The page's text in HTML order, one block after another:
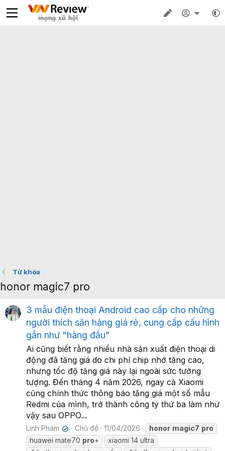
Từ khóa
honor magic7 pro
3 mẫu điện thoại Android cao cấp cho những
người thích săn hàng giá rẻ, cung cấp cấu hình
gần như "hàng đầu"
Ai cũng biết rằng nhiều nhà sản xuất điện thoại di
động đã tăng giá do chi phí chip nhớ tăng cao,
nhưng tốc độ tăng giá này lại ngoài sức tưởng
tượng. Đến tháng 4 năm 2026, ngay cả Xiaomi
cũng chính thức thông báo tăng giá một số mẫu
Redmi của mình, trở thành công ty thứ ba làm như
vậy sau OPPO...
Linh Pham ✔ Chủ đề 11/04/2026 honor magic7 pro
huawei mate70 pro+
xiaomi 14 ultra